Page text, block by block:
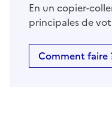
En un copier-
principales de
Comment faire